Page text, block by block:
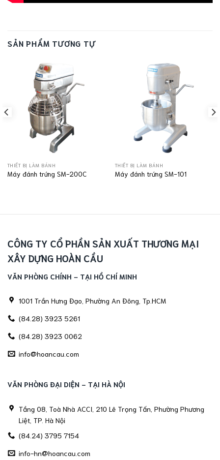
SẢN PHẨM TƯƠNG TỰ
THIẾT BỊ LÀM BÁNH
Máy đánh trứng SM-200C
THIẾT BỊ LÀM BÁNH
Máy đánh trứng SM-101
CÔNG TY CỔ PHẦN SẢN XUẤT THƯƠNG MẠI
XÂY DỰNG HOÀN CẦU
VĂN PHÒNG CHÍNH - TẠI HỒ CHÍ MINH
1001 Trần Hưng Đạo, Phường An Đông, Tp.HCM
(84.28) 3923 5261
(84.28) 3923 0062
info@hoancau.com
VĂN PHÒNG ĐẠI DIỆN - TẠI HÀ NỘI
Tầng 08, Toà Nhà ACCI, 210 Lê Trọng Tấn, Phường Phương
Liệt, TP. Hà Nội
(84.24) 3795 7154
info-hn@hoancau.com